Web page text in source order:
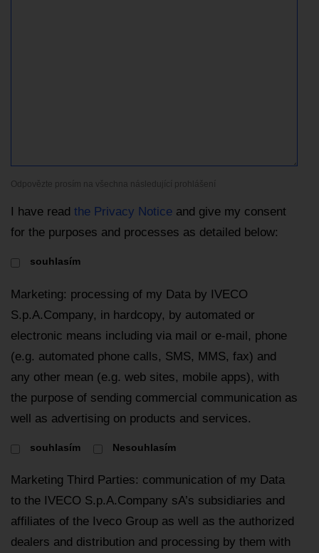
Odpovězte prosím na všechna následující prohlášení
I have read the Privacy Notice and give my consent
for the purposes and processes as detailed below:
souhlasím
Marketing: processing of my Data by IVECO
S.p.A.Company, in hardcopy, by automated or
electronic means including via mail or e-mail, phone
(e.g. automated phone calls, SMS, MMS, fax) and
any other mean (e.g. web sites, mobile apps), with
the purpose of sending commercial communication as
well as advertising on products and services.
souhlasím Nesouhlasím
Marketing Third Parties: communication of my Data
to the IVECO S.p.A.Company sA’s subsidiaries and
affiliates of the Iveco Group as well as the authorized
dealers and distribution and processing by them with